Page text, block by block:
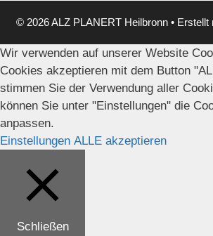
© 2026 ALZ PLANERT Heilbronn • Erstellt
Wir verwenden auf unserer Website
Cookies akzeptieren mit dem Button
stimmen Sie der Verwendung aller
können Sie unter "Einstellungen" die
anpassen.
Einstellungen ALLE akzeptieren
Schließen